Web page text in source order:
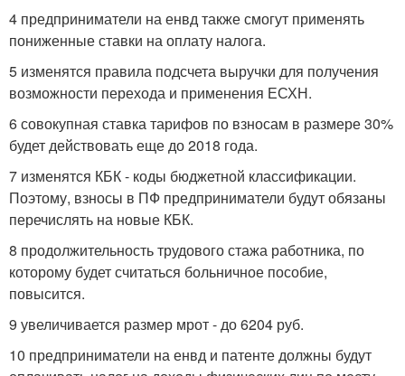
4 предприниматели на енвд также смогут применять
пониженные ставки на оплату налога.
5 изменятся правила подсчета выручки для получения
возможности перехода и применения ЕСХН.
6 совокупная ставка тарифов по взносам в размере 30%
будет действовать еще до 2018 года.
7 изменятся КБК - коды бюджетной классификации.
Поэтому, взносы в ПФ предприниматели будут обязаны
перечислять на новые КБК.
8 продолжительность трудового стажа работника, по
которому будет считаться больничное пособие,
повысится.
9 увеличивается размер мрот - до 6204 руб.
10 предприниматели на енвд и патенте должны будут